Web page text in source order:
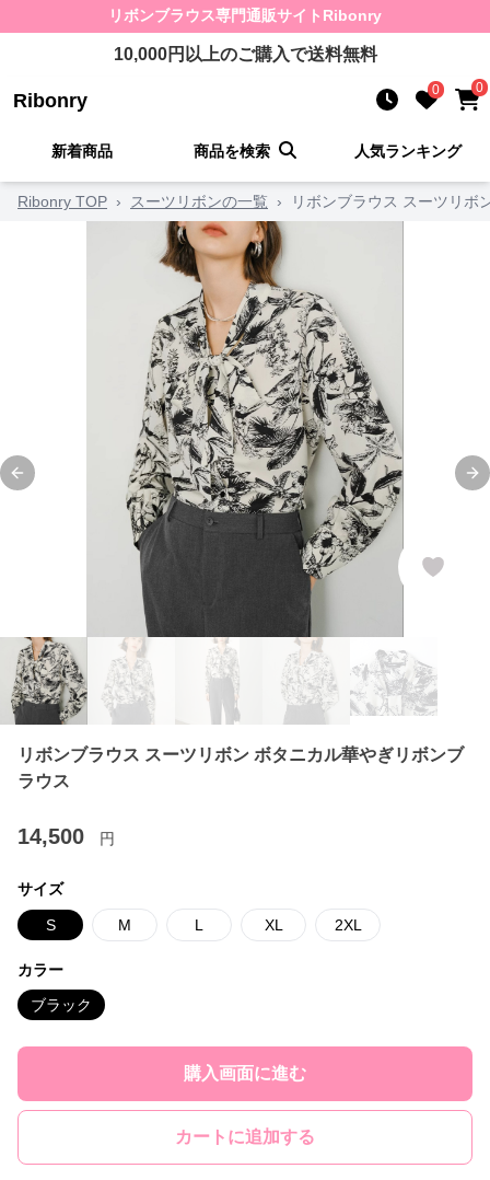
リボンブラウス専門通販サイト Ribonry
10,000円以上のご購入で送料無料
Ribonry 0 0
新着商品 商品を検索 人気ランキング
Ribonry TOP › スーツリボンの一覧 › リボンブラウス スーツリボ
Previous slide
リボンブラウス スーツリボン ボタニカル華やぎリボンブ
ラウス
14,500 円
サイズ
S M L XL 2XL
カラー
ブラック
購入画面に進む
カートに追加する